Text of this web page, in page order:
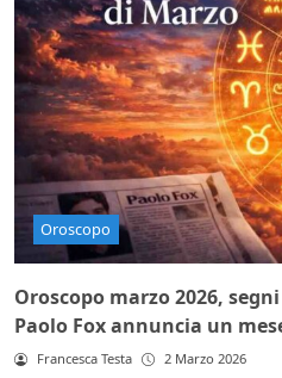
Oroscopo
Oroscopo marzo 2026,
Paolo Fox annuncia un
Francesca Testa 2 Marzo 2026